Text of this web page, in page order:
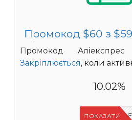
Промокод $60 з
Промокод
Закріплюється, коли
10.02%
IFPVSDOF
ПОКАЗАТИ